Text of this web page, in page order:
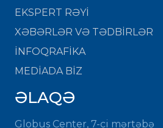
EKSPERT RƏYİ
XƏBƏRLƏR VƏ TƏDBİRLƏR
İNFOQRAFİKA
MEDİADA BİZ
ƏLAQƏ
Globus Center, 7-ci mərtəbə